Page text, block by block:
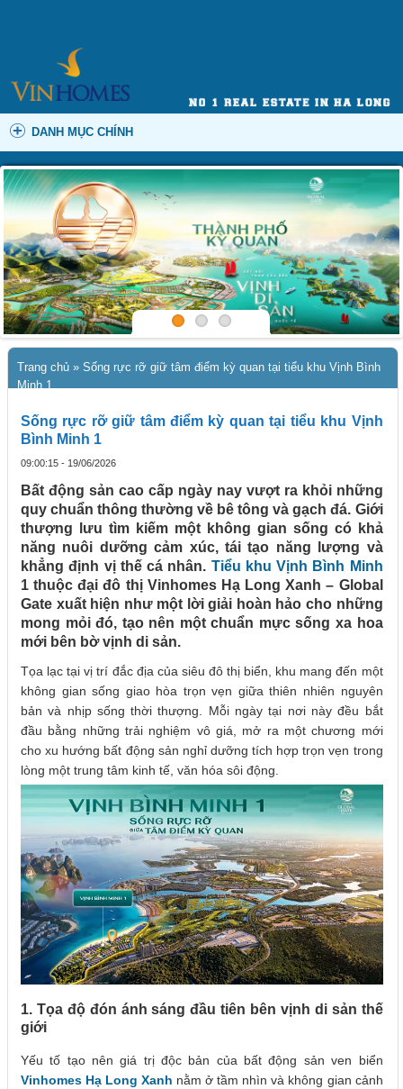
DANH MỤC CHÍNH
Trang chủ » Sống rực rỡ giữ tâm điểm kỳ quan tại tiểu khu Vịnh Bình
Minh 1
Sống rực rỡ giữ tâm điểm kỳ quan tại tiểu khu Vịnh
Bình Minh 1
09:00:15 - 19/06/2026
Bất động sản cao cấp ngày nay vượt ra khỏi những
quy chuẩn thông thường về bê tông và gạch đá. Giới
thượng lưu tìm kiếm một không gian sống có khả
năng nuôi dưỡng cảm xúc, tái tạo năng lượng và
khẳng định vị thế cá nhân. Tiểu khu Vịnh Bình Minh
1 thuộc đại đô thị Vinhomes Hạ Long Xanh – Global
Gate xuất hiện như một lời giải hoàn hảo cho những
mong mỏi đó, tạo nên một chuẩn mực sống xa hoa
mới bên bờ vịnh di sản.
Tọa lạc tại vị trí đắc địa của siêu đô thị biển, khu mang đến một
không gian sống giao hòa trọn vẹn giữa thiên nhiên nguyên
bản và nhịp sống thời thượng. Mỗi ngày tại nơi này đều bắt
đầu bằng những trải nghiệm vô giá, mở ra một chương mới
cho xu hướng bất động sản nghỉ dưỡng tích hợp trọn vẹn trong
lòng một trung tâm kinh tế, văn hóa sôi động.
1. Tọa độ đón ánh sáng đầu tiên bên vịnh di sản thế
giới
Yếu tố tạo nên giá trị độc bản của bất động sản ven biển
Vinhomes Hạ Long Xanh nằm ở tầm nhìn và không gian cảnh